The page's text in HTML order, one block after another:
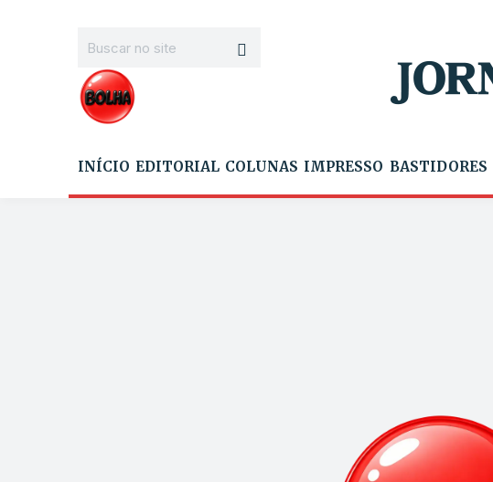
INÍCIO EDITORIAL COLUNAS IMPRESSO BASTIDORES